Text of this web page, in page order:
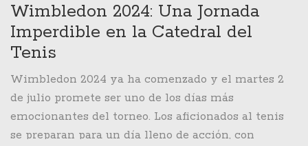
Wimbledon 2024: Una Jornada
Imperdible en la Catedral del
Tenis
Wimbledon 2024 ya ha comenzado y el martes 2
de julio promete ser uno de los días más
emocionantes del torneo. Los aficionados al tenis
se preparan para un día lleno de acción, con